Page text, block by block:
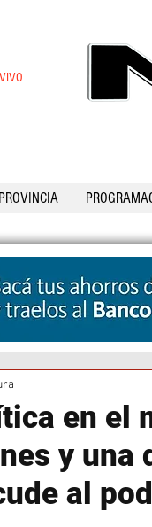
PROVINCIA
en el
y una
al